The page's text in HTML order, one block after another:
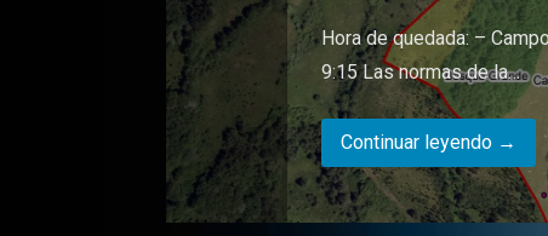
Hora de quedada: –
9:15 Las normas de la…
Continuar leyendo →